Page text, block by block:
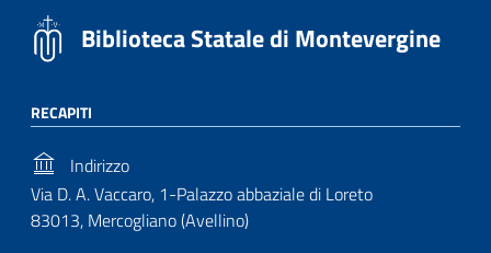
Biblioteca Statale di Montevergine
RECAPITI
Indirizzo
Via D. A. Vaccaro, 1-Palazzo abbaziale di Loreto
83013, Mercogliano (Avellino)